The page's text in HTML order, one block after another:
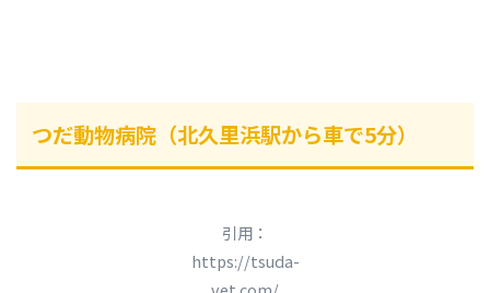
つだ動物病院（北久里浜駅から車で5分）
引用：
https://tsuda-